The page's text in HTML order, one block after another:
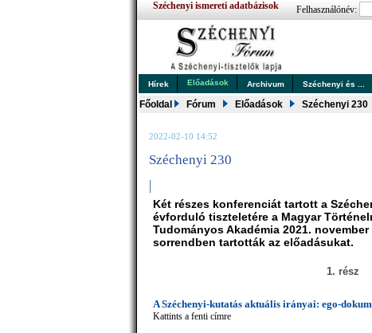
Széchenyi ismereti adatbázisok Felhasználónév:
Hírek Előadások Archivum Széchenyi és ...
Főoldal Fórum Előadások Széchenyi 230
2022-02-10 14:52
Széchenyi 230
|
Két részes konferenciát tartott a
évforduló tiszteletére a Magyar
Tudományos Akadémia 2021.
sorrendben tartották az előadásukat.
1. rész
A Széchenyi-kutatás aktuális irányai: ego-
Kattints a fenti címre